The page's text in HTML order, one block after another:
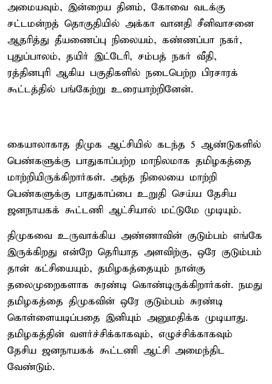
அமையவும், இன்றைய தினம், கோவை வடக்கு
சட்டமன்றத் தொகுதியில் அக்கா வானதி சீனிவாசனை
ஆதரித்து தீயணைப்பு நிலையம், கண்ணப்பா நகர்,
புதுப்பாலம், தயிர் இட்டேரி, சம்பத் நகர் வீதி,
ரத்தினபுரி ஆகிய பகுதிகளில் நடைபெற்ற பிரசாரக்
கூட்டத்தில் பங்கேற்று உரையாற்றினேன்.
கையாலாகாத திமுக ஆட்சியில் கடந்த 5 ஆண்டுகளில்
பெண்களுக்கு பாதுகாப்பற்ற மாநிலமாக தமிழகத்தை
மாற்றியிருக்கிறார்கள். அந்த நிலையை மாற்றி
பெண்களுக்கு பாதுகாப்பை உறுதி செய்ய தேசிய
ஜனநாயகக் கூட்டணி ஆட்சியால் மட்டுமே முடியும்.
திமுகவை உருவாக்கிய அண்ணாவின் குடும்பம் எங்கே
இருக்கிறது என்றே தெரியாத அளவிற்கு, ஒரே குடும்பம்
தான் கட்சியையும், தமிழகத்தையும் நான்கு
தலைமுறைகளாக சுரண்டி கொண்டிருக்கிறார்கள். நமது
தமிழகத்தை திமுகவின் ஒரே குடும்பம் சுரண்டி
கொள்ளையடிப்பதை இனியும் அனுமதிக்க முடியாது.
தமிழகத்தின் வளர்ச்சிக்காகவும், எழுச்சிக்காகவும்
தேசிய ஜனநாயகக் கூட்டணி ஆட்சி அமைந்திட
வேண்டும்.